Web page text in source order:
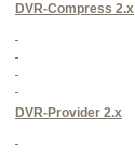
DVR-Compress 2.x
DVR-Provider 2.x